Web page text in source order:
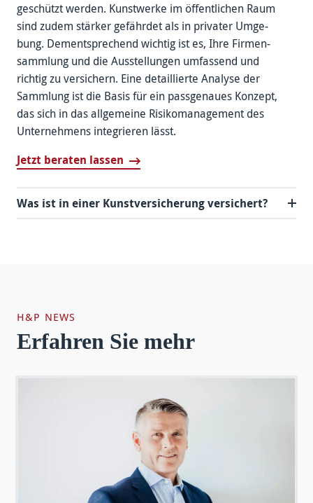
ge­schützt werden. Kunst­werke im öffent­lichen Raum
sind zudem stärker gefährdet als in privater Umge­
bung. Dement­sprechend wichtig ist es, Ihre Firmen­
sammlung und die Aus­stellungen umfassend und
richtig zu versichern. Eine detaillierte Analyse der
Sammlung ist die Basis für ein pass­genaues Konzept,
das sich in das all­gemeine Risiko­manage­ment des
Unter­nehmens integrieren lässt.
Jetzt beraten lassen
Was ist in einer Kunstversicherung versichert?
H&P NEWS
Erfahren Sie mehr